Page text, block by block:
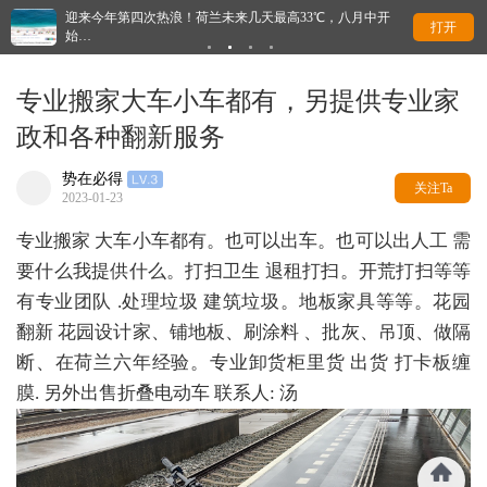
迎来今年第四次热浪！荷兰未来几天最高33℃，八月中开
始…
永
打开
专业搬家大车小车都有，另提供专业家
政和各种翻新服务
势在必得
2023-01-23
关注Ta
专业搬家 大车小车都有。也可以出车。也可以出人工 需
要什么我提供什么。打扫卫生 退租打扫。开荒打扫等等
有专业团队 .处理垃圾 建筑垃圾。地板家具等等。花园
翻新 花园设计家、铺地板、刷涂料 、批灰、吊顶、做隔
断、在荷兰六年经验。专业卸货柜里货 出货 打卡板缠
膜. 另外出售折叠电动车 联系人: 汤